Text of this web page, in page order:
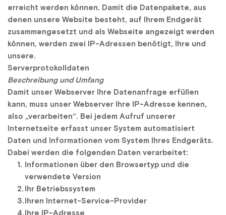
erreicht werden können. Damit die Datenpakete, aus
denen unsere Website besteht, auf Ihrem Endgerät
zusammengesetzt und als Webseite angezeigt werden
können, werden zwei IP-Adressen benötigt, Ihre und
unsere.
Serverprotokolldaten
Beschreibung und Umfang
Damit unser Webserver Ihre Datenanfrage erfüllen
kann, muss unser Webserver Ihre IP-Adresse kennen,
also „verarbeiten“. Bei jedem Aufruf unserer
Internetseite erfasst unser System automatisiert
Daten und Informationen vom System Ihres Endgeräts.
Dabei werden die folgenden Daten verarbeitet:
Informationen über den Browsertyp und die
verwendete Version
Ihr Betriebssystem
Ihren Internet-Service-Provider
Ihre IP-Adresse